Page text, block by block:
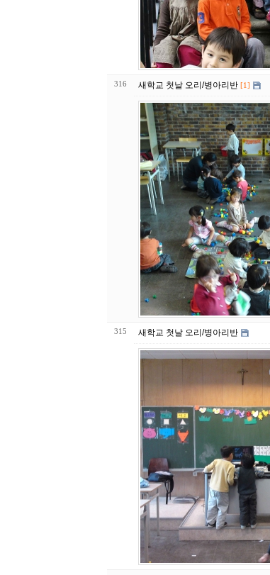
316 새학교 첫날 오리/병아리반 [1]
315 새학교 첫날 오리/병아리반